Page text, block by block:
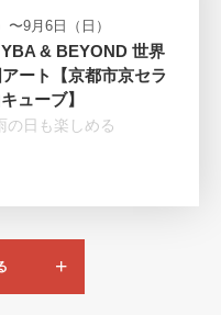
9月6日（日）
& BEYOND 世界
ート【京都市京セラ
ューブ】
の日も楽しめる